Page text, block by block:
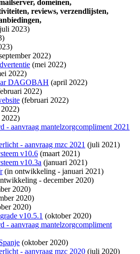
domeinen,
reviews, verzendlijsten,
2023)
2022)
(mei 2022)
2022)
DAGOBAH (april 2022)
2022)
(februari 2022)
- aanvraag mantelzorgcompliment 2021
- aanvraag mzc 2021 (juli 2021)
v10.6 (maart 2021)
v10.3a (januari 2021)
(in ontwikkeling - januari 2021)
- december 2020)
2020)
2020)
2020)
v10.5.1 (oktober 2020)
- aanvraag mantelzorgcompliment
(oktober 2020)
- aanvraag mzc 2020 (juli 2020)